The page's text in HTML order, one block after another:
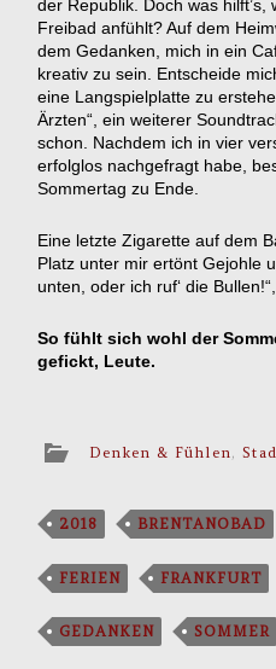
der Republik. Doch was
Freibad anfühlt? Auf dem
dem Gedanken, mich in ein
kreativ zu sein. Entscheide
eine Langspielplatte zu
Ärzten“, ein weiterer
schon. Nachdem ich in vier
erfolglos nachgefragt habe,
Sommertag zu Ende.
Eine letzte Zigarette auf dem
Platz unter mir ertönt Gejohle
unten, oder ich ruf‘ die
So fühlt sich wohl der
gefickt, Leute.
Denken & Fühlen ,
2018 BRENTANOBAD
FERIEN FRANKFURT
GEDANKEN SOMMER